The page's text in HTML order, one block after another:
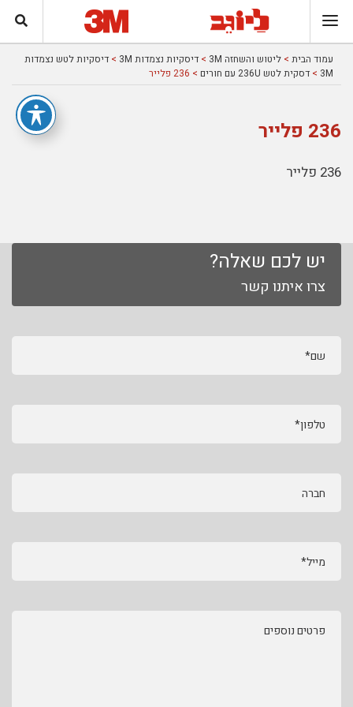
עמוד הבית > ליטוש והשחזה 3M > דיסקיות נצמדות 3M > דיסקיות לטש נצמדות
3M
> דסקית לטש 236U עם חורים > 236 פלייר
236 פלייר
236 פלייר
יש לכם שאלה?
צרו איתנו קשר
שם*
טלפון*
חברה
מייל*
פרטים נוספים